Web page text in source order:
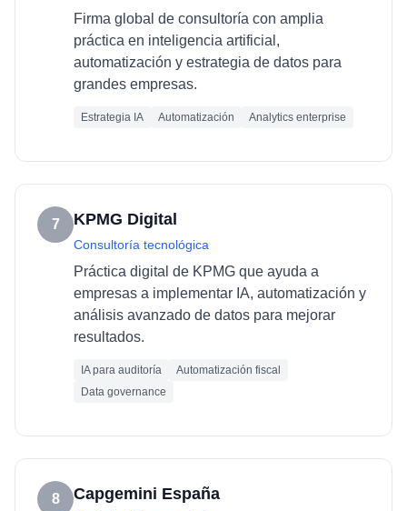
Firma global de consultoría con amplia
práctica en inteligencia artificial,
automatización y estrategia de datos para
grandes empresas.
Estrategia IA Automatización Analytics enterprise
7 KPMG Digital
Consultoría tecnológica
Práctica digital de KPMG que ayuda a
empresas a implementar IA, automatización y
análisis avanzado de datos para mejorar
resultados.
IA para auditoría
Automatización fiscal
Data governance
8 Capgemini España